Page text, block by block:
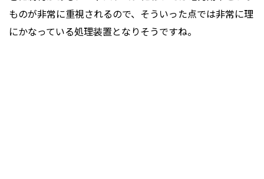
ものが非常に重視されるので、そういった点では非常に理
にかなっている処理装置となりそうですね。